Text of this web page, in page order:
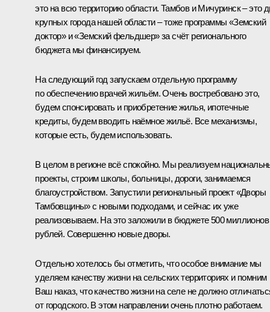
это на всю территорию области. Тамбов и Мичуринск – это
крупных города нашей области – тоже программы «Земский
доктор» и «Земский фельдшер» за счёт регионального
бюджета мы финансируем.
На следующий год запускаем отдельную программу
по обеспечению врачей жильём. Очень востребовано это,
будем спонсировать и приобретение жилья, ипотечные
кредиты, будем вводить наёмное жильё. Все механизмы,
которые есть, будем использовать.
В целом в регионе всё спокойно. Мы реализуем
проекты, строим школы, больницы, дороги, занимаемся
благоустройством. Запустили региональный проект «Дворы
Тамбовщины» с новыми подходами, и сейчас их уже
реализовываем. На это заложили в бюджете 500 миллионов
рублей. Совершенно новые дворы.
Отдельно хотелось бы отметить, что особое внимание мы
уделяем качеству жизни на сельских территориях и помним
Ваш наказ, что качество жизни на селе не должно
от городского. В этом направлении очень плотно работаем.